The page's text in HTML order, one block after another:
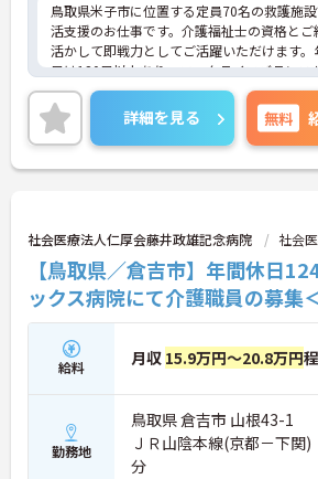
鳥取県米子市に位置する定員70名の救護施
活支援のお仕事です。介護福祉士の資格とご
活かして即戦力としてご活躍いただけます。
日は120日以上あり、ワークライフバランス
した働き方が叶います。住宅手当 、育成支
の各種手当も充実しております。賞与は4.8
支給実績もありモチベーションにもつながり
ご興味のある方には、面接対策ポイントなど
に詳細をお話ししますのでお気軽にご相談く
詳細を見る 無料
社会医療法人仁厚会藤井政雄記念病院 社会
【鳥取県／倉吉市】年間休日
ックス病院にて介護職員の募集
給料 月収 15.9万円～20.8万円
勤務地
鳥取県 倉吉市 山根43-1
ＪＲ山陰本線(京都－下関
分